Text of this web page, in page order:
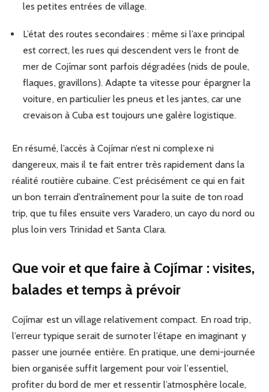
les petites entrées de village.
L’état des routes secondaires : même si l’axe principal
est correct, les rues qui descendent vers le front de
mer de Cojímar sont parfois dégradées (nids de poule,
flaques, gravillons). Adapte ta vitesse pour épargner la
voiture, en particulier les pneus et les jantes, car une
crevaison à Cuba est toujours une galère logistique.
En résumé, l’accès à Cojímar n’est ni complexe ni
dangereux, mais il te fait entrer très rapidement dans la
réalité routière cubaine. C’est précisément ce qui en fait
un bon terrain d’entraînement pour la suite de ton road
trip, que tu files ensuite vers Varadero, un cayo du nord ou
plus loin vers Trinidad et Santa Clara.
Que voir et que faire à Cojímar : visites,
balades et temps à prévoir
Cojímar est un village relativement compact. En road trip,
l’erreur typique serait de surnoter l’étape en imaginant y
passer une journée entière. En pratique, une demi-journée
bien organisée suffit largement pour voir l’essentiel,
profiter du bord de mer et ressentir l’atmosphère locale,